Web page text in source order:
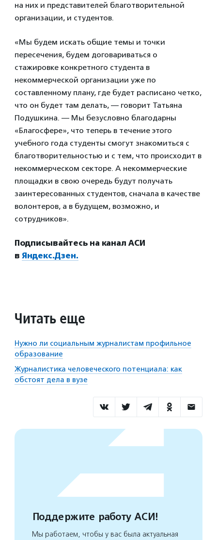
на них и представителей благотворительной
организации, и студентов.
«Мы будем искать общие темы и точки
пересечения, будем договариваться о
стажировке конкретного студента в
некоммерческой организации уже по
составленному плану, где будет расписано четко,
что он будет там делать, — говорит Татьяна
Подушкина. — Мы безусловно благодарны
«Благосфере», что теперь в течение этого
учебного года студенты смогут знакомиться с
благотворительностью и с тем, что происходит в
некоммерческом секторе. А некоммерческие
площадки в свою очередь будут получать
заинтересованных студентов, сначала в качестве
волонтеров, а в будущем, возможно, и
сотрудников».
Подписывайтесь на канал АСИ
в Яндекс.Дзен.
Читать еще
Нужно ли социальным журналистам профильное
образование
Журналистика человеческого потенциала: как
обстоят дела в вузе
Поддержите работу АСИ!
Мы работаем, чтобы у вас была актуальная